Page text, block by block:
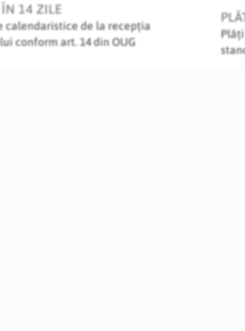
ÎN 14 ZILE
calendaristice de la recepția
conform art. 14 din OUG